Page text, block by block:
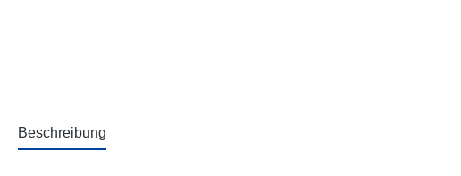
Beschreibung